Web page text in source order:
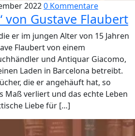
20220 Kommentare
von Gustave Flaubert
er im jungen Alter von 15 Jahren
Flaubert von einem
und Antiquar Giacomo,
Laden in Barcelona betreibt.
die er angehäuft hat, so
Maß verliert und das echte Leben
Liebe für […]